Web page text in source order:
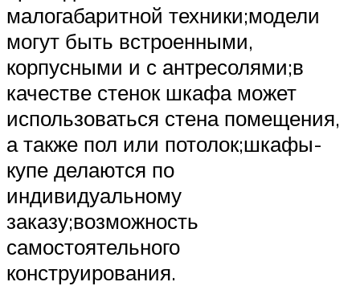
малогабаритной техники;модели
могут быть встроенными,
корпусными и с антресолями;в
качестве стенок шкафа может
использоваться стена помещения,
а также пол или потолок;шкафы-
купе делаются по
индивидуальному
заказу;возможность
самостоятельного
конструирования.